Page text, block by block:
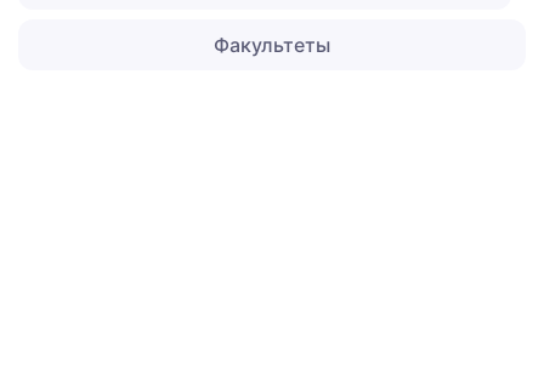
Факультеты